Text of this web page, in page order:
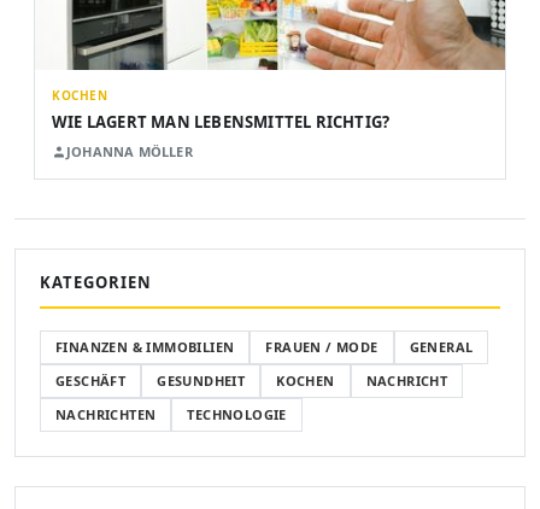
KOCHEN
WIE LAGERT MAN LEBENSMITTEL RICHTIG?
JOHANNA MÖLLER
KATEGORIEN
FINANZEN & IMMOBILIEN FRAUEN / MODE
GENERAL
GESCHÄFT
GESUNDHEIT KOCHEN
NACHRICHT
NACHRICHTEN
TECHNOLOGIE